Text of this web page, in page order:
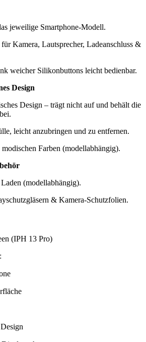
jeweilige Smartphone-Modell.
für Kamera, Lautsprecher, Ladeanschluss &
weicher Silikonbuttons leicht bedienbar.
Design
Design – trägt nicht auf und behält die
leicht anzubringen und zu entfernen.
Farben (modellabhängig).
(modellabhängig).
& Kamera-Schutzfolien.
(IPH 13 Pro)